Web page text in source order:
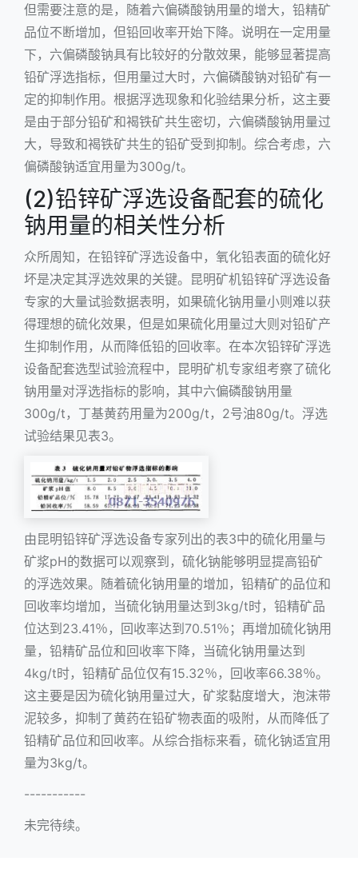
但需要注意的是，随着六偏磷酸钠用量的增大，铅精矿
品位不断增加，但铅回收率开始下降。说明在一定用量
下，六偏磷酸钠具有比较好的分散效果，能够显著提高
铅矿浮选指标，但用量过大时，六偏磷酸钠对铅矿有一
定的抑制作用。根据浮选现象和化验结果分析，这主要
是由于部分铅矿和褐铁矿共生密切，六偏磷酸钠用量过
大，导致和褐铁矿共生的铅矿受到抑制。综合考虑，六
偏磷酸钠适宜用量为300g/t。
(2)铅锌矿浮选设备配套的硫化
钠用量的相关性分析
众所周知，在铅锌矿浮选设备中，氧化铅表面的硫化好
坏是决定其浮选效果的关键。昆明矿机铅锌矿浮选设备
专家的大量试验数据表明，如果硫化钠用量小则难以获
得理想的硫化效果，但是如果硫化用量过大则对铅矿产
生抑制作用，从而降低铅的回收率。在本次铅锌矿浮选
设备配套选型试验流程中，昆明矿机专家组考察了硫化
钠用量对浮选指标的影响，其中六偏磷酸钠用量
300g/t，丁基黄药用量为200g/t，2号油80g/t。浮选
试验结果见表3。
由昆明铅锌矿浮选设备专家列出的表3中的硫化用量与
矿浆pH的数据可以观察到，硫化钠能够明显提高铅矿
的浮选效果。随着硫化钠用量的增加，铅精矿的品位和
回收率均增加，当硫化钠用量达到3kg/t时，铅精矿品
位达到23.41％，回收率达到70.51％；再增加硫化钠用
量，铅精矿品位和回收率下降，当硫化钠用量达到
4kg/t时，铅精矿品位仅有15.32％，回收率66.38％。
这主要是因为硫化钠用量过大，矿浆黏度增大，泡沫带
泥较多，抑制了黄药在铅矿物表面的吸附，从而降低了
铅精矿品位和回收率。从综合指标来看，硫化钠适宜用
量为3kg/t。
-----------
未完待续。